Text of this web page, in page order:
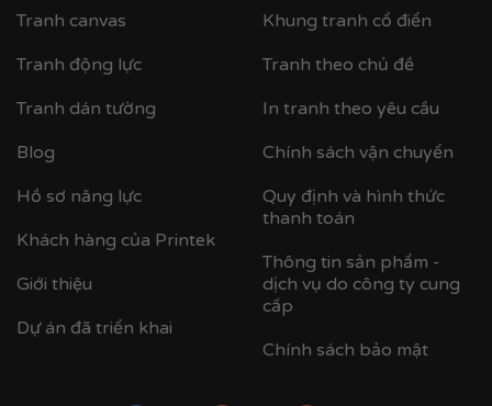
Tranh canvas
Tranh động lực
Tranh dán tường
Blog
Hồ sơ năng lực
Khách hàng của Printek
Giới thiệu
Dự án đã triển khai
Khung tranh cổ điển
Tranh theo chủ đề
In tranh theo yêu cầu
Chính sách vận chuyển
Quy định và hình thức
thanh toán
Thông tin sản phẩm -
dịch vụ do công ty cung
cấp
Chính sách bảo mật